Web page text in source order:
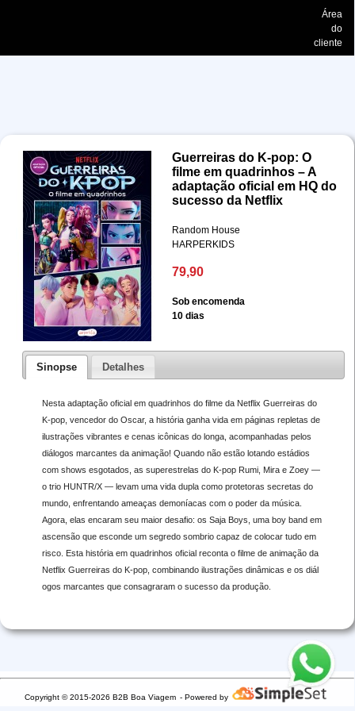
Área
do
cliente
Guerreiras do K-pop: O
filme em quadrinhos – A
adaptação oficial em HQ do
sucesso da Netflix
Random House
HARPERKIDS
79,90
Sob encomenda
10 dias
Sinopse Detalhes
Nesta adaptação oficial em quadrinhos do filme da Netflix Guerreiras do
K-pop, vencedor do Oscar, a história ganha vida em páginas repletas de
ilustrações vibrantes e cenas icônicas do longa, acompanhadas pelos
diálogos marcantes da animação! Quando não estão lotando estádios
com shows esgotados, as superestrelas do K-pop Rumi, Mira e Zoey —
o trio HUNTR/X — levam uma vida dupla como protetoras secretas do
mundo, enfrentando ameaças demoníacas com o poder da música.
Agora, elas encaram seu maior desafio: os Saja Boys, uma boy band em
ascensão que esconde um segredo sombrio capaz de colocar tudo em
risco. Esta história em quadrinhos oficial reconta o filme de animação da
Netflix Guerreiras do K-pop, combinando ilustrações dinâmicas e os diál
ogos marcantes que consagraram o sucesso da produção.
Copyright © 2015-2026 B2B Boa Viagem - Powered by